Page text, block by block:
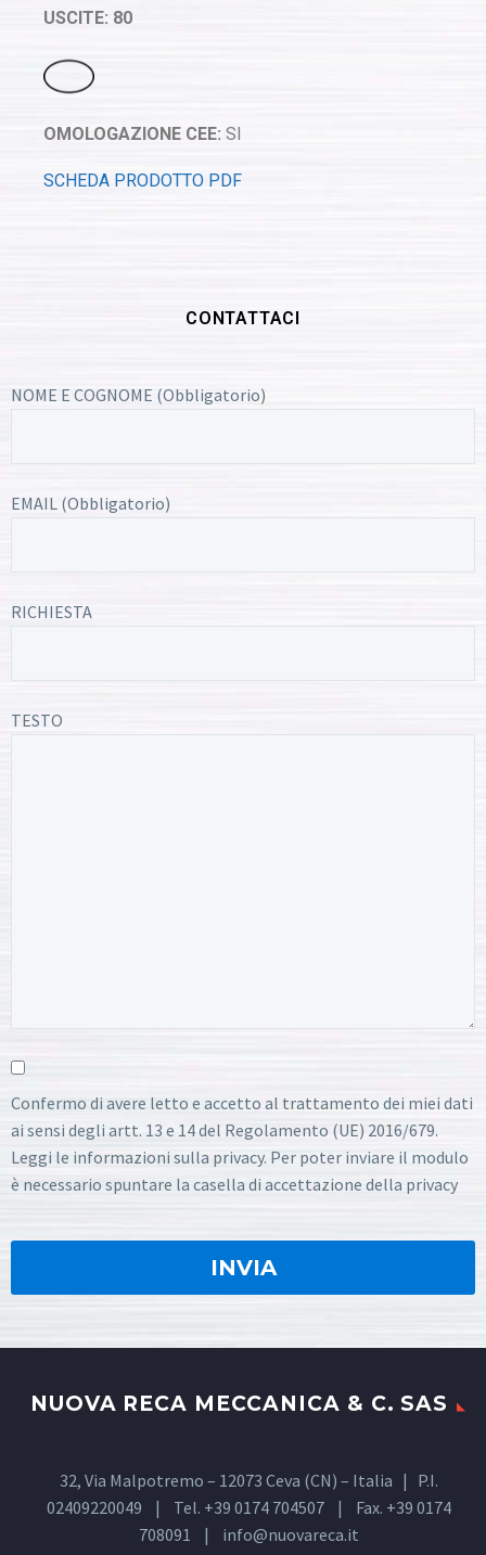
USCITE: 80
OMOLOGAZIONE CEE: SI
SCHEDA PRODOTTO PDF
CONTATTACI
NOME E COGNOME (Obbligatorio)
EMAIL (Obbligatorio)
RICHIESTA
TESTO
Confermo di avere letto e accetto al trattamento dei miei dati
ai sensi degli artt. 13 e 14 del Regolamento (UE) 2016/679.
Leggi le informazioni sulla privacy. Per poter inviare il modulo
è necessario spuntare la casella di accettazione della privacy
NUOVA RECA MECCANICA & C. SAS
32, Via Malpotremo – 12073 Ceva (CN) – Italia | P.I.
02409220049 | Tel. +39 0174 704507 | Fax. +39 0174
708091 | info@nuovareca.it